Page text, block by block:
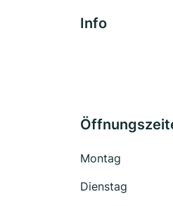
Info
Montag
Dienstag